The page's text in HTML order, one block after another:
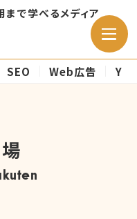
で学べるメディア
SEO Web広告